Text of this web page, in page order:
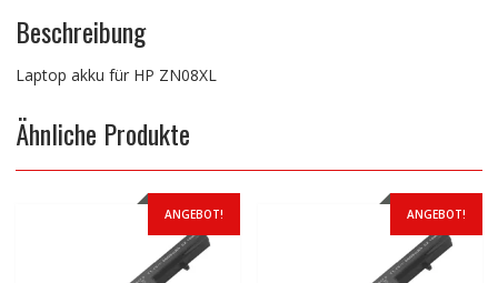
Beschreibung
Laptop akku für HP ZN08XL
Ähnliche Produkte
ANGEBOT! ANGEBOT!